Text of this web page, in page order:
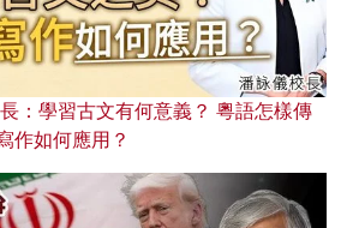
：學習古文有何意義？ 粵語怎樣傳
作如何應用？